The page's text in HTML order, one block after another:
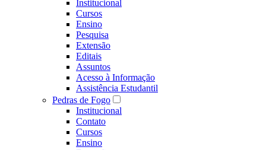
Institucional
Cursos
Ensino
Pesquisa
Extensão
Editais
Assuntos
Acesso à Informação
Assistência Estudantil
Pedras de Fogo
Institucional
Contato
Cursos
Ensino